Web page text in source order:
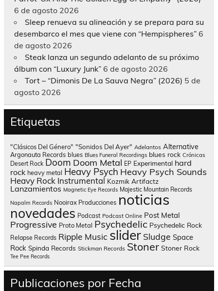
6 de agosto 2026
Sleep renueva su alineación y se prepara para su
desembarco el mes que viene con “Hempispheres” 6
de agosto 2026
Steak lanza un segundo adelanto de su próximo
álbum con “Luxury Junk” 6 de agosto 2026
Tort – “Dimonis De La Sauva Negra” (2026) 5 de
agosto 2026
Etiquetas
"Clásicos Del Género" "Sonidos Del Ayer" Adelantos Alternative
Argonauta Records blues Blues Funeral Recordings blues rock Crónicas
Desert Rock Doom Doom Metal EP Experimental hard
rock heavy metal Heavy Psych Heavy Psych Sounds
Heavy Rock Instrumental Kozmik Artifactz
Lanzamientos Magnetic Eye Records Majestic Mountain Records
Napalm Records Nooirax Producciones noticias
novedades Podcast Podcast Online Post Metal
Progressive Proto Metal Psychedelic Psychedelic Rock
Relapse Records Ripple Music slider Sludge Space
Rock Spinda Records Stickman Records Stoner Stoner Rock
Tee Pee Records
Publicaciones por Fecha